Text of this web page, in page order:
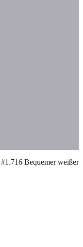
#1.716 Bequemer weißer